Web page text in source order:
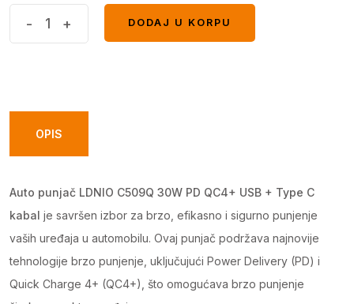
+
Type
C
kabal
quantity
- +
DODAJ U KORPU
OPIS
Auto punjač LDNIO C509Q 30W PD QC4+ USB + Type C
kabal je savršen izbor za brzo, efikasno i sigurno punjenje
vaših uređaja u automobilu. Ovaj punjač podržava najnovije
tehnologije brzo punjenje, uključujući Power Delivery (PD) i
Quick Charge 4+ (QC4+), što omogućava brzo punjenje